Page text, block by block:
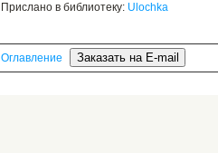
Прислано в библиотеку: Ulochka
Оглавление